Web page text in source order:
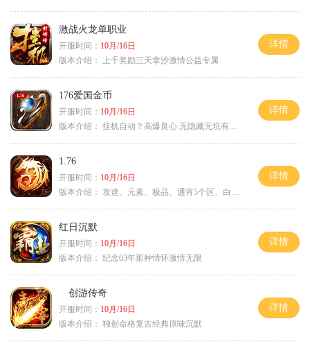
激战火龙单职业
开服时间： 10月/16日
版本介绍：
上千奖励三天拿沙激情公益专属
详情
176爱国金币
开服时间： 10月/16日
版本介绍： 挂机自动？高爆良心.无隐藏无坑有时间就是
详情
1.76
开服时间： 10月/16日
版本介绍： 攻速、元素、极品、通宵5个区、白天10个区
详情
红日沉默
开服时间： 10月/16日
版本介绍： 纪念03年那种情怀激情无限
详情
创游传奇
开服时间： 10月/16日
版本介绍： 独创命格复古经典原味沉默
详情